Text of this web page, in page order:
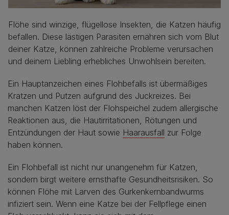
Flöhe sind winzige, flügellose Insekten, die Katzen häufig
befallen. Diese lästigen Parasiten ernähren sich vom Blut
deiner Katze, können zahlreiche Probleme verursachen
und deinem Liebling erhebliches Unwohlsein bereiten.
Ein Hauptanzeichen eines Flohbefalls ist übermäßiges
Kratzen und Putzen aufgrund des Juckreizes. Bei
manchen Katzen löst der Flohspeichel zudem allergische
Reaktionen aus, die Hautirritationen, Rötungen und
Entzündungen der Haut sowie Haarausfall zur Folge
haben können.
Ein Flohbefall ist nicht nur unangenehm für Katzen,
sondern birgt weitere ernsthafte Gesundheitsrisiken. So
können Flöhe mit Larven des Gurkenkernbandwurms
infiziert sein. Wenn eine Katze bei der Fellpflege einen